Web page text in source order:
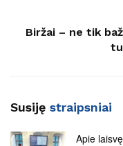
Biržai – ne tik
Susiję straipsniai
Apie